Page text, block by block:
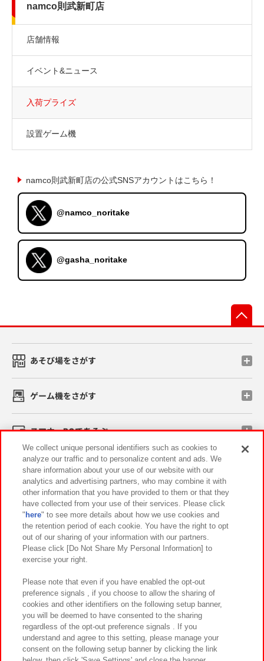
namco則武新町店
店舗情報
イベント&ニュース
入荷プライズ
設置ゲーム機
namco則武新町店の公式SNSアカウントはこちら！
@namco_noritake
@gasha_noritake
あそび場をさがす
ゲーム機をさがす
スマホ・PCであそぶ
イベント・キャンペーン
関連会社 サステナビリティ サイトポリシー
プライバシーポリシー ウェブアクセシビリティ方針と検証結果
お取引先さまとともに
カスタマーハラスメント対応方針 よくあるご質問・お問い合わせ
We collect unique personal identifiers such as cookies to
analyze our traffic and to personalize content and ads. We
share information about your use of our website with our
analytics and advertising partners, who may combine it with
other information that you have provided to them or that they
have collected from your use of their services. Please click
" here" to see more details about how we use cookies and
the retention period of each cookie. You have the right to opt
out of our sharing of your information with our partners.
Please click [Do Not Share My Personal Information] to
exercise your right.
Please note that even if you have enabled the opt-out
preference signals , if you choose to allow the sharing of
cookies and other identifiers on the following setup banner,
you will be deemed to have consented to the sharing
regardless of the opt-out preference signals . If you
understand and agree to this setting, please manage your
consent on the following setup banner by clicking the link